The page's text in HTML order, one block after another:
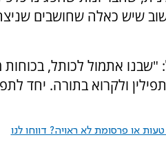
שיש כאלה שחושבים
אתמול לכותל,
ולקרוא בתורה. יחד
או פרסומת לא ראויה? דווחו לנו